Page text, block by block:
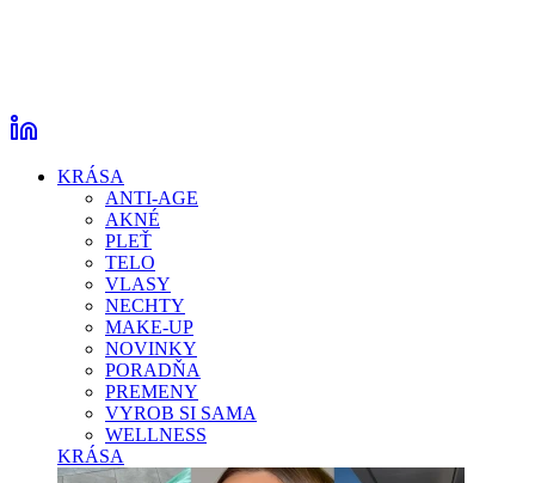
KRÁSA
ANTI-AGE
AKNÉ
PLEŤ
TELO
VLASY
NECHTY
MAKE-UP
NOVINKY
PORADŇA
PREMENY
VYROB SI SAMA
WELLNESS
KRÁSA